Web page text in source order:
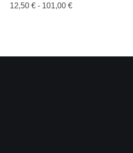
12,50 € - 101,00 €